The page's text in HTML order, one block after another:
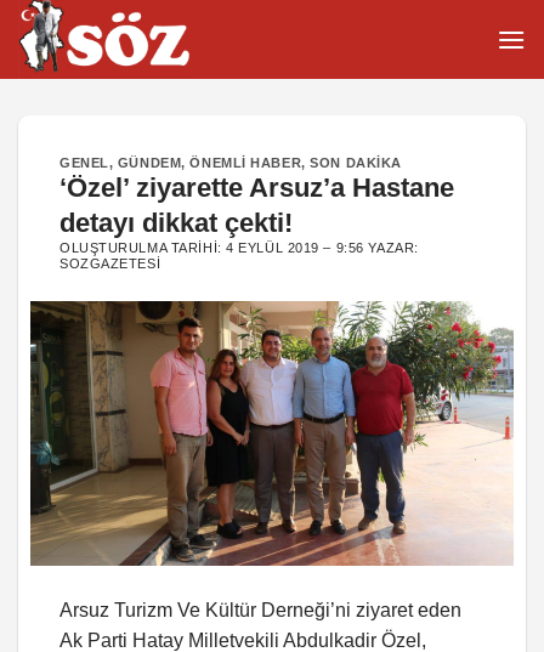
İçeriğe
atla
GENEL, GÜNDEM,ÖNEMLI HABER,SON DAKIKA
‘Özel’ ziyarette Arsuz’a Hastane
detayı dikkat çekti!
OLUŞTURULMA TARIHI:4 EYLÜL 2019 – 9:56 YAZAR:
SOZGAZETESI
Arsuz Turizm Ve Kültür Derneği’ni ziyaret eden
Ak Parti Hatay Milletvekili Abdulkadir Özel,